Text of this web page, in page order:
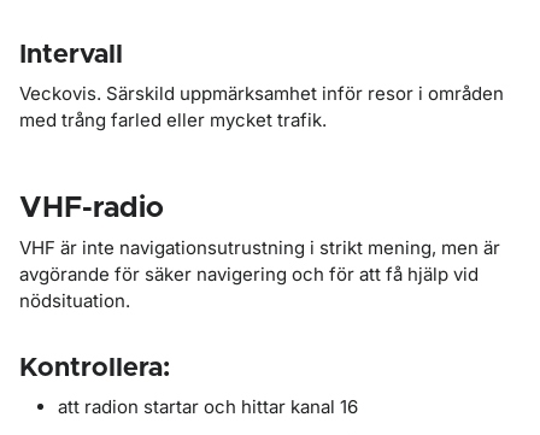
Intervall
Veckovis. Särskild uppmärksamhet inför resor i områden
med trång farled eller mycket trafik.
VHF-radio
VHF är inte navigationsutrustning i strikt mening, men är
avgörande för säker navigering och för att få hjälp vid
nödsituation.
Kontrollera:
att radion startar och hittar kanal 16